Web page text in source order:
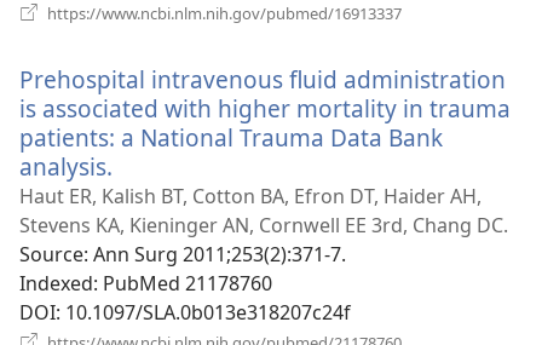
https://www.ncbi.nlm.nih.gov/pubmed/16913337
вікні)
Prehospital intravenous fluid administration
is associated with higher mortality in trauma
patients: a National Trauma Data Bank
analysis.
у
новому
вікні)
Haut ER, Kalish BT, Cotton BA, Efron DT, Haider AH,
Stevens KA, Kieninger AN, Cornwell EE 3rd, Chang DC.
Source‎: Ann Surg 2011;253(2):371-7.
Indexed‎: PubMed 21178760
DOI‎: 10.1097/SLA.0b013e318207c24f